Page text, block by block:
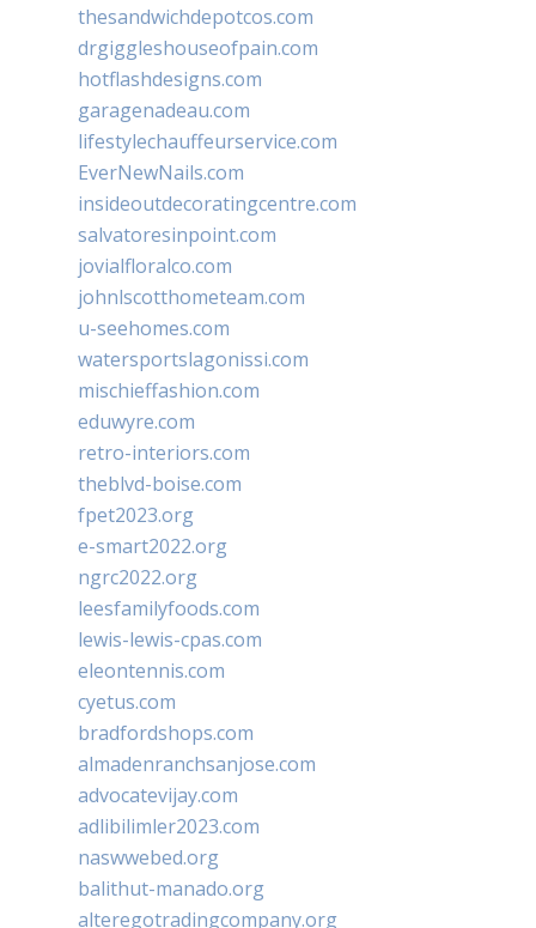
thesandwichdepotcos.com
drgiggleshouseofpain.com
hotflashdesigns.com
garagenadeau.com
lifestylechauffeurservice.com
EverNewNails.com
insideoutdecoratingcentre.com
salvatoresinpoint.com
jovialfloralco.com
johnlscotthometeam.com
u-seehomes.com
watersportslagonissi.com
mischieffashion.com
eduwyre.com
retro-interiors.com
theblvd-boise.com
fpet2023.org
e-smart2022.org
ngrc2022.org
leesfamilyfoods.com
lewis-lewis-cpas.com
eleontennis.com
cyetus.com
bradfordshops.com
almadenranchsanjose.com
advocatevijay.com
adlibilimler2023.com
naswwebed.org
balithut-manado.org
alteregotradingcompany.org